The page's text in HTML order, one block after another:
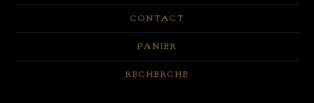
CONTACT
PANIER
RECHERCHE